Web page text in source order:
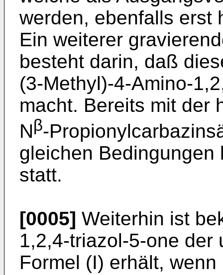
werden, ebenfalls erst
Ein weiterer
besteht darin, daß
(3-Methyl)-4-Amino-
macht. Bereits mit der
Nβ-
gleichen
statt.
[0005] Weiterhin ist
1,2,4-triazol-5-­one der
Formel (I) erhält,